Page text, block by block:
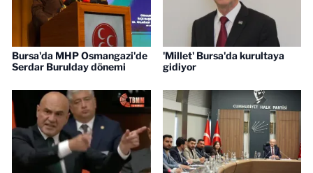
Bursa'da MHP Osmangazi'de
Serdar Burulday dönemi
'Millet' Bursa'da kurultaya
gidiyor